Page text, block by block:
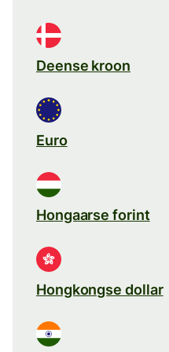
Deense kroon
Euro
Hongaarse forint
Hongkongse dollar